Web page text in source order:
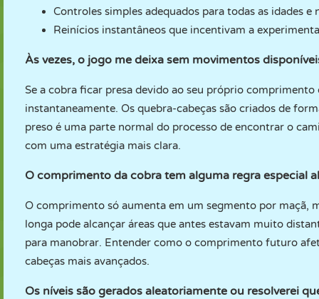
Controles simples adequados para todas as idades e
Reinícios instantâneos que incentivam a
Às vezes, o jogo me deixa sem movimentos
Se a cobra ficar presa devido ao seu próprio
instantaneamente. Os quebra-cabeças são criados de
preso é uma parte normal do processo de encontrar o
com uma estratégia mais clara.
O comprimento da cobra tem alguma regra especial
O comprimento só aumenta em um segmento por maçã,
longa pode alcançar áreas que antes estavam muito
para manobrar. Entender como o comprimento futuro
cabeças mais avançados.
Os níveis são gerados aleatoriamente ou resolverei